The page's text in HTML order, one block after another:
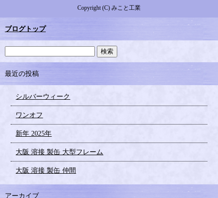
Copyright (C) みこと工業
ブログトップ
最近の投稿
シルバーウィーク
ワンオフ
新年 2025年
大阪 溶接 製缶 大型フレーム
大阪 溶接 製缶 仲間
アーカイブ